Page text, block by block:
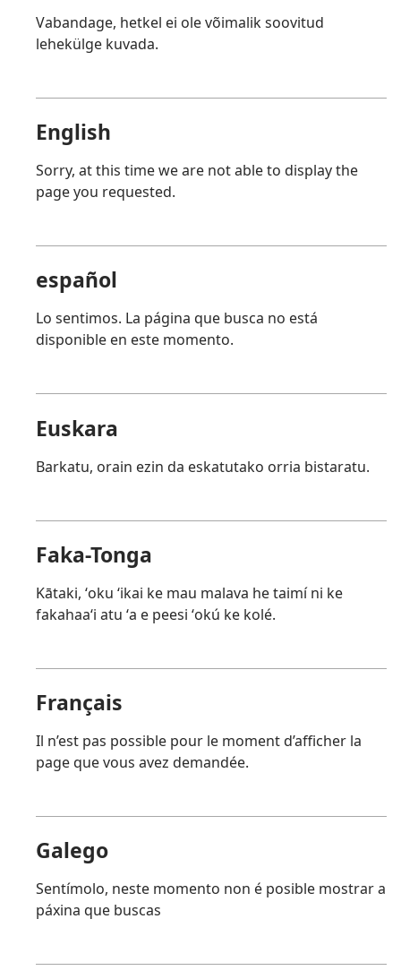
Vabandage, hetkel ei ole võimalik soovitud
lehekülge kuvada.
English
Sorry, at this time we are not able to display the
page you requested.
español
Lo sentimos. La página que busca no está
disponible en este momento.
Euskara
Barkatu, orain ezin da eskatutako orria bistaratu.
Faka-Tonga
Kātaki, ʻoku ʻikai ke mau malava he taimí ni ke
fakahaaʻi atu ʻa e peesi ʻokú ke kolé.
Français
Il n’est pas possible pour le moment d’afficher la
page que vous avez demandée.
Galego
Sentímolo, neste momento non é posible mostrar a
páxina que buscas